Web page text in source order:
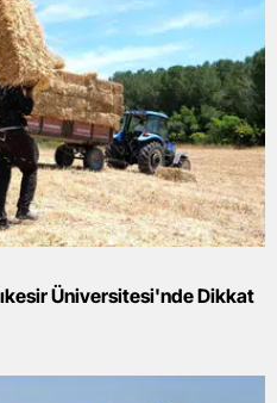
Üniversitesi'nde Dikkat